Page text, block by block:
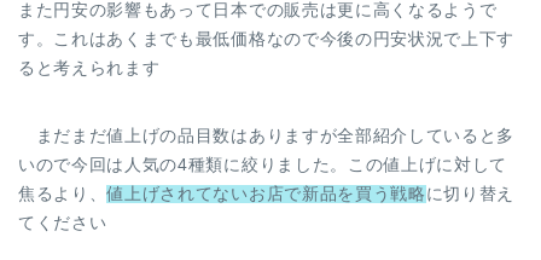
また円安の影響もあって日本での販売は更に高くなるようで
す。これはあくまでも最低価格なので今後の円安状況で上下す
ると考えられます
まだまだ値上げの品目数はありますが全部紹介していると多
いので今回は人気の4種類に絞りました。この値上げに対して
焦るより、値上げされてないお店で新品を買う戦略 に切り替え
てください